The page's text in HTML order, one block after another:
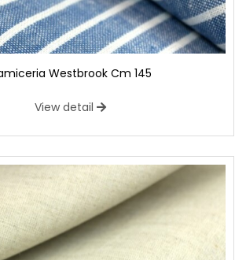
Westbrook Cm 145
View detail